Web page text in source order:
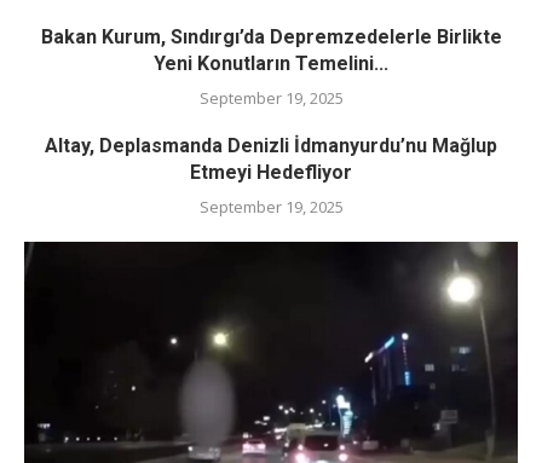
Bakan Kurum, Sındırgı’da Depremzedelerle Birlikte
Yeni Konutların Temelini...
September 19, 2025
Altay, Deplasmanda Denizli İdmanyurdu’nu Mağlup
Etmeyi Hedefliyor
September 19, 2025